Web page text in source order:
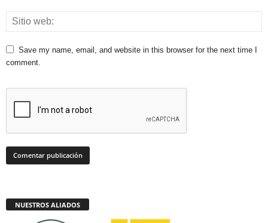
Save my name, email, and website in this browser for the next time I
comment.
NUESTROS ALIADOS